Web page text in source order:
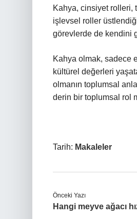
Kahya, cinsiyet rolleri,
işlevsel roller
görevlerde de kendini
Kahya olmak, sadece
kültürel değerleri
olmanın toplumsal
derin bir toplumsal rol
Tarih: Makaleler
Önceki Yazı
Hangi meyve ağacı